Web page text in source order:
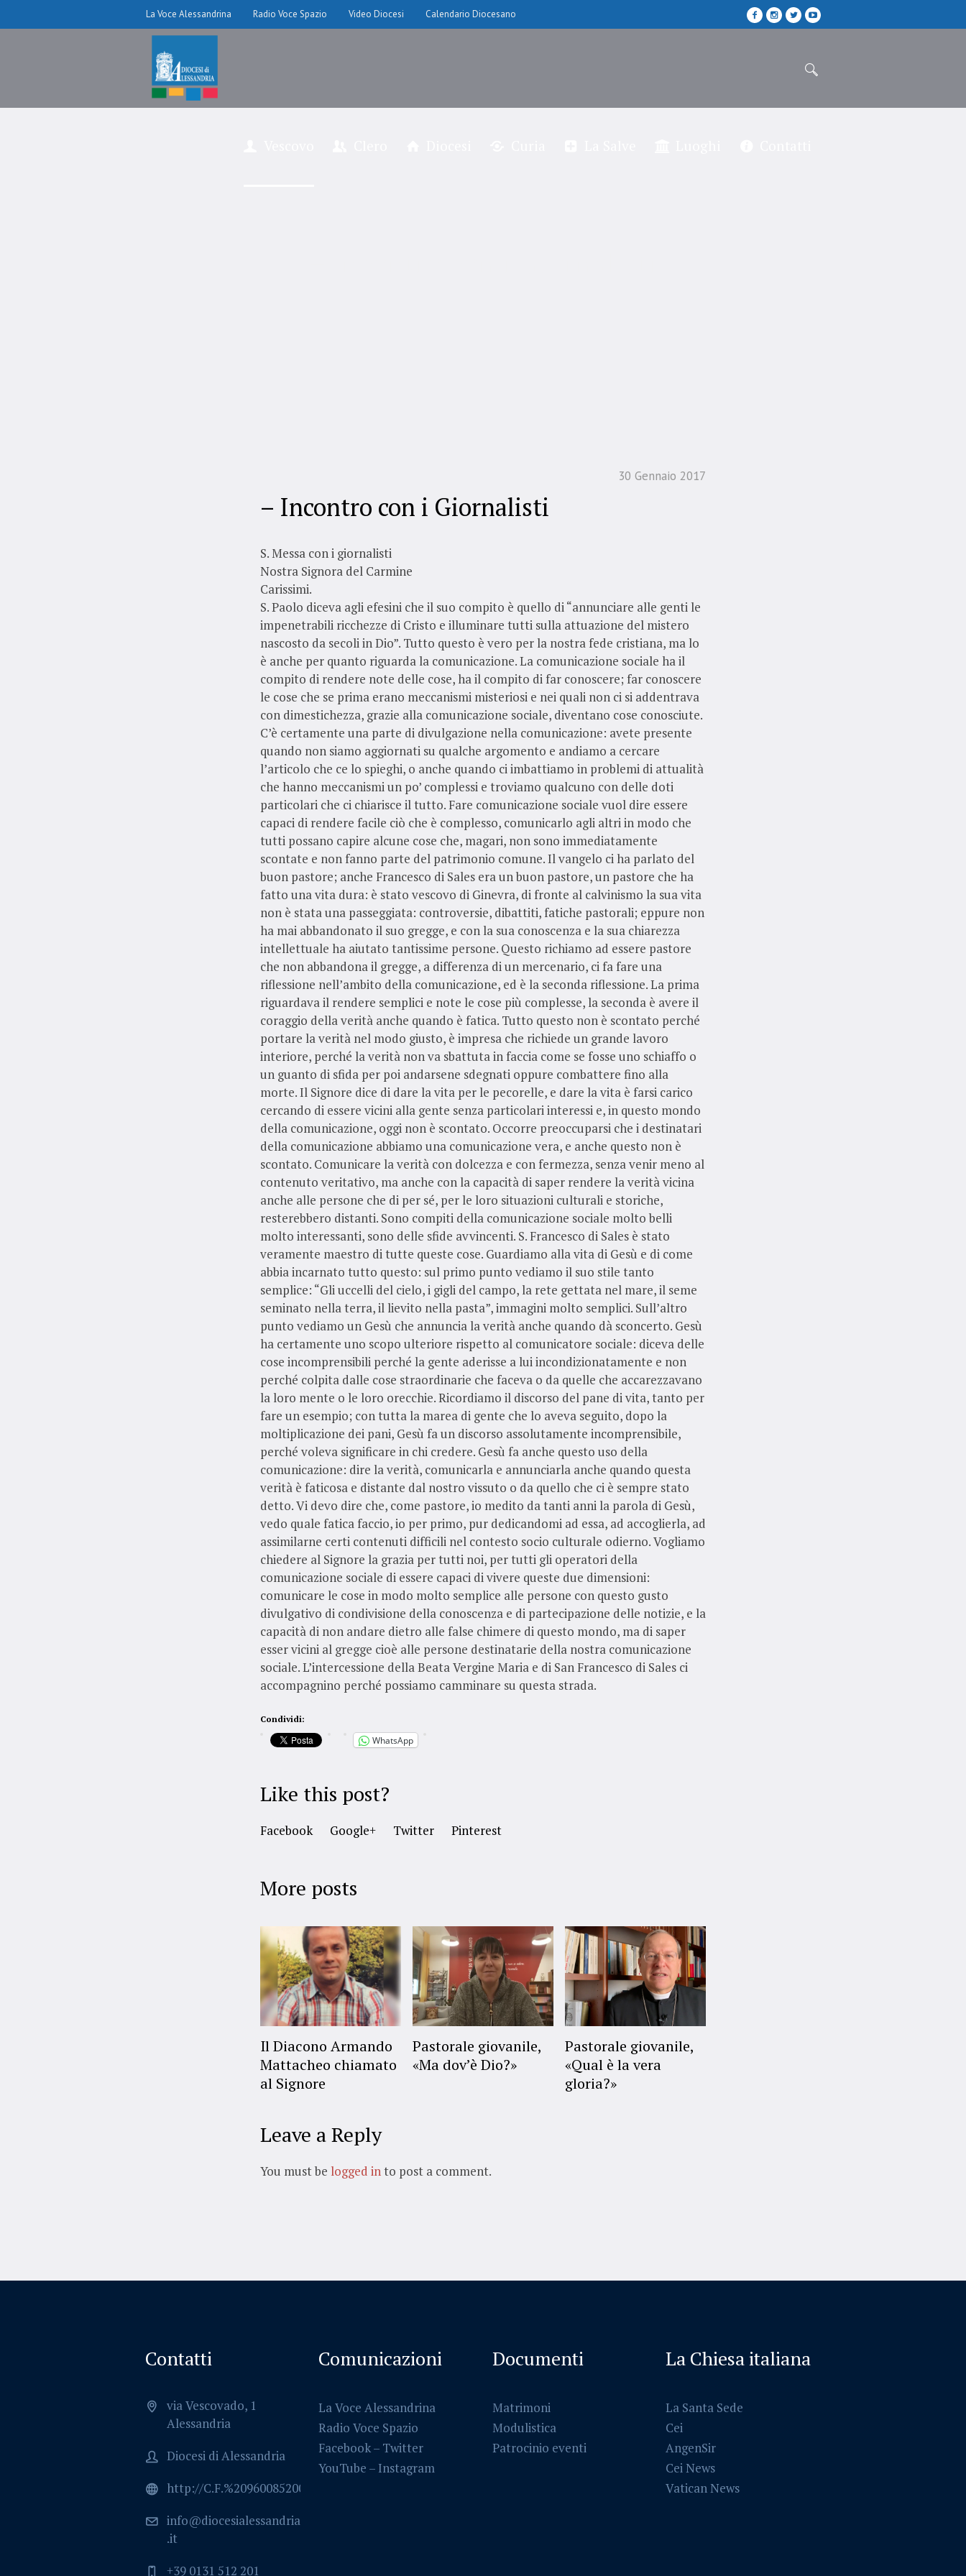
La Voce Alessandrina Radio Voce Spazio Video Diocesi Calendario Diocesano
30 Gennaio 2017
– Incontro con i Giornalisti
S. Messa con i giornalisti
Nostra Signora del Carmine
Carissimi.
S. Paolo diceva agli efesini che il suo compito è quello di “annunciare alle genti le
impenetrabili ricchezze di Cristo e illuminare tutti sulla attuazione del mistero
nascosto da secoli in Dio”. Tutto questo è vero per la nostra fede cristiana, ma lo
è anche per quanto riguarda la comunicazione. La comunicazione sociale ha il
compito di rendere note delle cose, ha il compito di far conoscere; far conoscere
le cose che se prima erano meccanismi misteriosi e nei quali non ci si addentrava
con dimestichezza, grazie alla comunicazione sociale, diventano cose conosciute.
C’è certamente una parte di divulgazione nella comunicazione: avete presente
quando non siamo aggiornati su qualche argomento e andiamo a cercare
l’articolo che ce lo spieghi, o anche quando ci imbattiamo in problemi di attualità
che hanno meccanismi un po’ complessi e troviamo qualcuno con delle doti
particolari che ci chiarisce il tutto. Fare comunicazione sociale vuol dire essere
capaci di rendere facile ciò che è complesso, comunicarlo agli altri in modo che
tutti possano capire alcune cose che, magari, non sono immediatamente
scontate e non fanno parte del patrimonio comune. Il vangelo ci ha parlato del
buon pastore; anche Francesco di Sales era un buon pastore, un pastore che ha
fatto una vita dura: è stato vescovo di Ginevra, di fronte al calvinismo la sua vita
non è stata una passeggiata: controversie, dibattiti, fatiche pastorali; eppure non
ha mai abbandonato il suo gregge, e con la sua conoscenza e la sua chiarezza
intellettuale ha aiutato tantissime persone. Questo richiamo ad essere pastore
che non abbandona il gregge, a differenza di un mercenario, ci fa fare una
riflessione nell’ambito della comunicazione, ed è la seconda riflessione. La prima
riguardava il rendere semplici e note le cose più complesse, la seconda è avere il
coraggio della verità anche quando è fatica. Tutto questo non è scontato perché
portare la verità nel modo giusto, è impresa che richiede un grande lavoro
interiore, perché la verità non va sbattuta in faccia come se fosse uno schiaffo o
un guanto di sfida per poi andarsene sdegnati oppure combattere fino alla
morte. Il Signore dice di dare la vita per le pecorelle, e dare la vita è farsi carico
cercando di essere vicini alla gente senza particolari interessi e, in questo mondo
della comunicazione, oggi non è scontato. Occorre preoccuparsi che i destinatari
della comunicazione abbiamo una comunicazione vera, e anche questo non è
scontato. Comunicare la verità con dolcezza e con fermezza, senza venir meno al
contenuto veritativo, ma anche con la capacità di saper rendere la verità vicina
anche alle persone che di per sé, per le loro situazioni culturali e storiche,
resterebbero distanti. Sono compiti della comunicazione sociale molto belli
molto interessanti, sono delle sfide avvincenti. S. Francesco di Sales è stato
veramente maestro di tutte queste cose. Guardiamo alla vita di Gesù e di come
abbia incarnato tutto questo: sul primo punto vediamo il suo stile tanto
semplice: “Gli uccelli del cielo, i gigli del campo, la rete gettata nel mare, il seme
seminato nella terra, il lievito nella pasta”, immagini molto semplici. Sull’altro
punto vediamo un Gesù che annuncia la verità anche quando dà sconcerto. Gesù
ha certamente uno scopo ulteriore rispetto al comunicatore sociale: diceva delle
cose incomprensibili perché la gente aderisse a lui incondizionatamente e non
perché colpita dalle cose straordinarie che faceva o da quelle che accarezzavano
la loro mente o le loro orecchie. Ricordiamo il discorso del pane di vita, tanto per
fare un esempio; con tutta la marea di gente che lo aveva seguito, dopo la
moltiplicazione dei pani, Gesù fa un discorso assolutamente incomprensibile,
perché voleva significare in chi credere. Gesù fa anche questo uso della
comunicazione: dire la verità, comunicarla e annunciarla anche quando questa
verità è faticosa e distante dal nostro vissuto o da quello che ci è sempre stato
detto. Vi devo dire che, come pastore, io medito da tanti anni la parola di Gesù,
vedo quale fatica faccio, io per primo, pur dedicandomi ad essa, ad accoglierla, ad
assimilarne certi contenuti difficili nel contesto socio culturale odierno. Vogliamo
chiedere al Signore la grazia per tutti noi, per tutti gli operatori della
comunicazione sociale di essere capaci di vivere queste due dimensioni:
comunicare le cose in modo molto semplice alle persone con questo gusto
divulgativo di condivisione della conoscenza e di partecipazione delle notizie, e la
capacità di non andare dietro alle false chimere di questo mondo, ma di saper
esser vicini al gregge cioè alle persone destinatarie della nostra comunicazione
sociale. L’intercessione della Beata Vergine Maria e di San Francesco di Sales ci
accompagnino perché possiamo camminare su questa strada.
Condividi:
WhatsApp
Like this post?
Facebook Google+ Twitter Pinterest
More posts
Il Diacono Armando
Mattacheo chiamato
al Signore
Pastorale giovanile,
«Ma dov’è Dio?»
Pastorale giovanile,
«Qual è la vera
gloria?»
Leave a Reply
You must be logged in to post a comment.
Contatti
via Vescovado, 1
Alessandria
Diocesi di Alessandria
http://C.F.%2096008520064
info@diocesialessandria
.it
+39 0131 512 201
Comunicazioni
La Voce Alessandrina
Radio Voce Spazio
Facebook– Twitter
YouTube – Instagram
Documenti
Matrimoni
Modulistica
Patrocinio eventi
La Chiesa italiana
La Santa Sede
Cei
AngenSir
Cei News
Vatican News